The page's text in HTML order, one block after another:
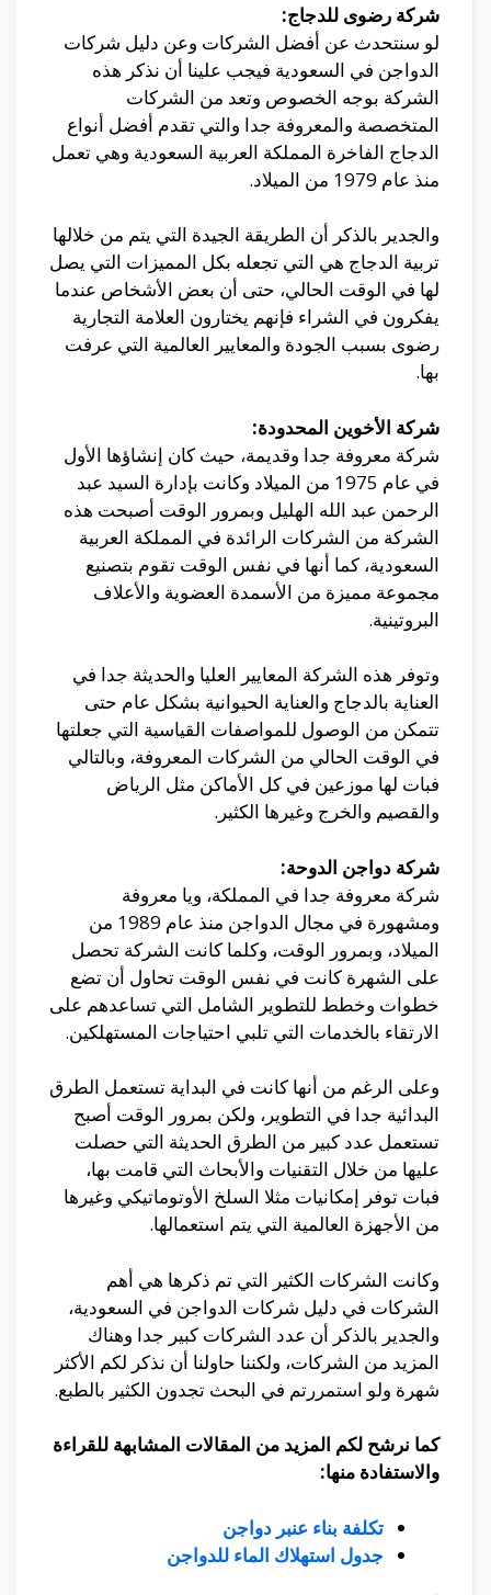
شركة رضوى للدجاج:
لو سنتحدث عن أفضل الشركات وعن دليل شركات
الدواجن في السعودية فيجب علينا أن نذكر هذه
الشركة بوجه الخصوص وتعد من الشركات
المتخصصة والمعروفة جدا والتي تقدم أفضل أنواع
الدجاج الفاخرة المملكة العربية السعودية وهي تعمل
منذ عام 1979 من الميلاد.
والجدير بالذكر أن الطريقة الجيدة التي يتم من خلالها
تربية الدجاج هي التي تجعله بكل المميزات التي يصل
لها في الوقت الحالي، حتى أن بعض الأشخاص عندما
يفكرون في الشراء فإنهم يختارون العلامة التجارية
رضوى بسبب الجودة والمعايير العالمية التي عرفت
بها.
شركة الأخوين المحدودة:
شركة معروفة جدا وقديمة، حيث كان إنشاؤها الأول
في عام 1975 من الميلاد وكانت بإدارة السيد عبد
الرحمن عبد الله الهليل وبمرور الوقت أصبحت هذه
الشركة من الشركات الرائدة في المملكة العربية
السعودية، كما أنها في نفس الوقت تقوم بتصنيع
مجموعة مميزة من الأسمدة العضوية والأعلاف
البروتينية.
وتوفر هذه الشركة المعايير العليا والحديثة جدا في
العناية بالدجاج والعناية الحيوانية بشكل عام حتى
تتمكن من الوصول للمواصفات القياسية التي جعلتها
في الوقت الحالي من الشركات المعروفة، وبالتالي
فبات لها موزعين في كل الأماكن مثل الرياض
والقصيم والخرج وغيرها الكثير.
شركة دواجن الدوحة:
شركة معروفة جدا في المملكة، ويا معروفة
ومشهورة في مجال الدواجن منذ عام 1989 من
الميلاد، وبمرور الوقت، وكلما كانت الشركة تحصل
على الشهرة كانت في نفس الوقت تحاول أن تضع
خطوات وخطط للتطوير الشامل التي تساعدهم على
الارتقاء بالخدمات التي تلبي احتياجات المستهلكين.
وعلى الرغم من أنها كانت في البداية تستعمل الطرق
البدائية جدا في التطوير، ولكن بمرور الوقت أصبح
تستعمل عدد كبير من الطرق الحديثة التي حصلت
عليها من خلال التقنيات والأبحاث التي قامت بها،
فبات توفر إمكانيات مثلا السلخ الأوتوماتيكي وغيرها
من الأجهزة العالمية التي يتم استعمالها.
وكانت الشركات الكثير التي تم ذكرها هي أهم
الشركات في دليل شركات الدواجن في السعودية،
والجدير بالذكر أن عدد الشركات كبير جدا وهناك
المزيد من الشركات، ولكننا حاولنا أن نذكر لكم الأكثر
شهرة ولو استمررتم في البحث تجدون الكثير بالطبع.
كما نرشح لكم المزيد من المقالات المشابهة للقراءة
والاستفادة منها:
تكلفة بناء عنبر دواجن
جدول استهلاك الماء للدواجن